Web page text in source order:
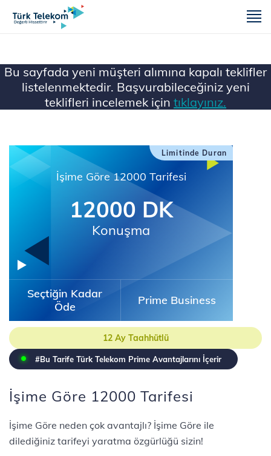
Bu sayfada yeni müşteri alımına kapalı teklifler
listelenmektedir. Başvurabileceğiniz yeni
teklifleri incelemek için tıklayınız.
Ana Sayfa Mobil
Limitinde Duran
İşime Göre 12000 Tarifesi
12000 DK
Konuşma
Seçtiğin Kadar
Öde
Prime Business
12 Ay Taahhütlü
#Bu Tarife Türk Telekom Prime Avantajlarını İçerir
İşime Göre 12000 Tarifesi
İşime Göre neden çok avantajlı? İşime Göre ile
dilediğiniz tarifeyi yaratma özgürlüğü sizin!